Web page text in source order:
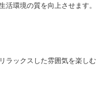
活環境の質を向上させます。
ラックスした雰囲気を楽しむ